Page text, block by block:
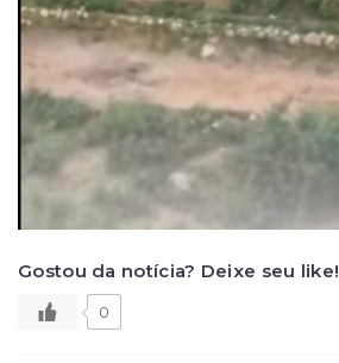
Gostou da notícia? Deixe seu like!
0